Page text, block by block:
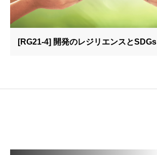
[RG21-4] 開発のレジリエンスとSDGs